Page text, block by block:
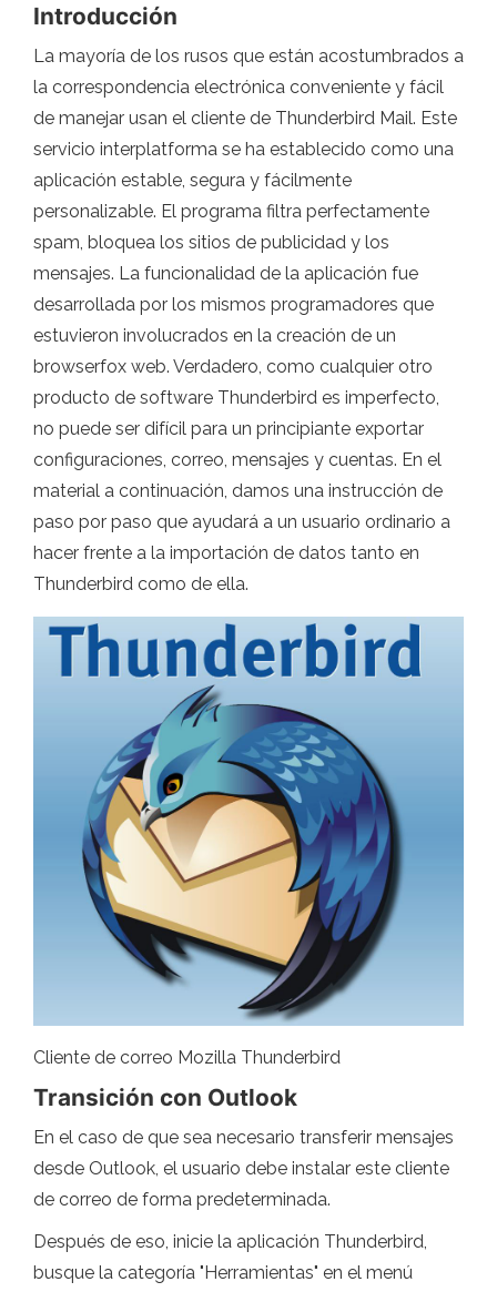
Introducción
La mayoría de los rusos que están acostumbrados a
la correspondencia electrónica conveniente y fácil
de manejar usan el cliente de Thunderbird Mail. Este
servicio interplatforma se ha establecido como una
aplicación estable, segura y fácilmente
personalizable. El programa filtra perfectamente
spam, bloquea los sitios de publicidad y los
mensajes. La funcionalidad de la aplicación fue
desarrollada por los mismos programadores que
estuvieron involucrados en la creación de un
browserfox web. Verdadero, como cualquier otro
producto de software Thunderbird es imperfecto,
no puede ser difícil para un principiante exportar
configuraciones, correo, mensajes y cuentas. En el
material a continuación, damos una instrucción de
paso por paso que ayudará a un usuario ordinario a
hacer frente a la importación de datos tanto en
Thunderbird como de ella.
Cliente de correo Mozilla Thunderbird
Transición con Outlook
En el caso de que sea necesario transferir mensajes
desde Outlook, el usuario debe instalar este cliente
de correo de forma predeterminada.
Después de eso, inicie la aplicación Thunderbird,
busque la categoría "Herramientas" en el menú